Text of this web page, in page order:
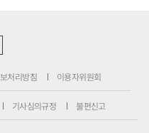
처리방침 이용자위원회
기사심의규정 불편신고